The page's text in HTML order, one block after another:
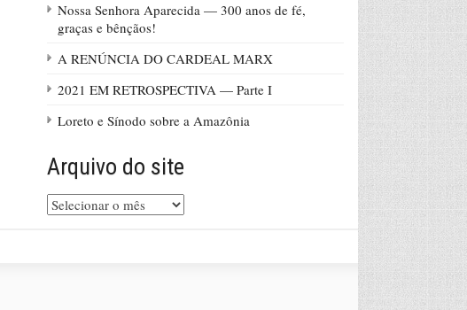
Nossa Senhora Aparecida — 300 anos de fé,
graças e bênçãos!
A RENÚNCIA DO CARDEAL MARX
2021 EM RETROSPECTIVA — Parte I
Loreto e Sínodo sobre a Amazônia
Arquivo do site
Arquivo
do